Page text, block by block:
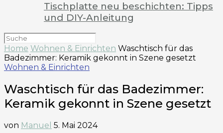
Tischplatte neu beschichten: Tipps
und DIY-Anleitung
Home Wohnen & Einrichten Waschtisch für das
Badezimmer: Keramik gekonnt in Szene gesetzt
Wohnen & Einrichten
Waschtisch für das Badezimmer:
Keramik gekonnt in Szene gesetzt
von Manuel 5. Mai 2024